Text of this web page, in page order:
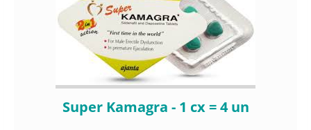
Super Kamagra - 1 cx = 4 un